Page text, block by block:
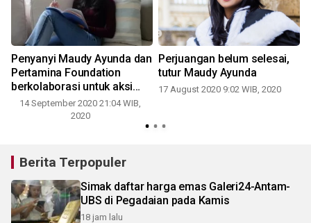
Penyanyi Maudy Ayunda dan
Pertamina Foundation
berkolaborasi untuk aksi
sosial
14 September 2020 21:04 WIB,
2020
Perjuangan belum selesai,
tutur Maudy Ayunda
17 August 2020 9:02 WIB, 2020
Berita Terpopuler
Simak daftar harga emas Galeri24-Antam-
UBS di Pegadaian pada Kamis
18 jam lalu